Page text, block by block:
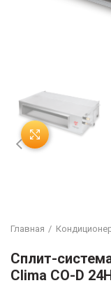
Нажмите,
Главная
Сплит-
Clima CO-D